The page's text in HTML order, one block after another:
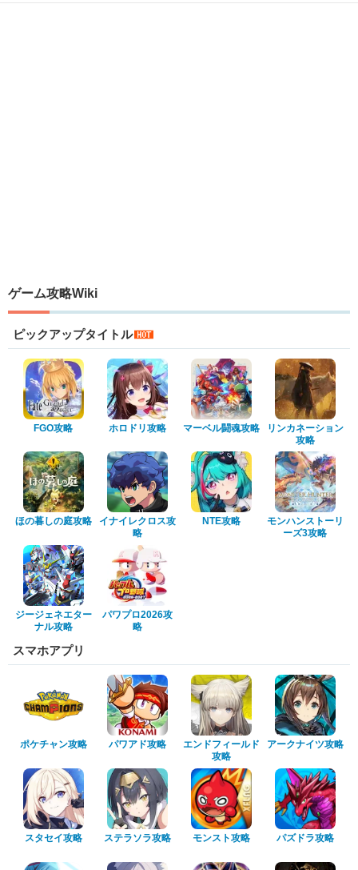
ゲーム攻略Wiki
ピックアップタイトル
FGO攻略 ホロドリ攻略 マーベル闘魂攻略
リンカネーション
攻略
ほの暮しの庭攻略
イナイレクロス攻
略
NTE攻略
モンハンストーリ
ーズ3攻略
ジージェネエター
ナル攻略
パワプロ2026攻
略
スマホアプリ
ポケチャン攻略 パワアド攻略
エンドフィールド
攻略
アークナイツ攻略
スタセイ攻略 ステラソラ攻略 モンスト攻略 パズドラ攻略